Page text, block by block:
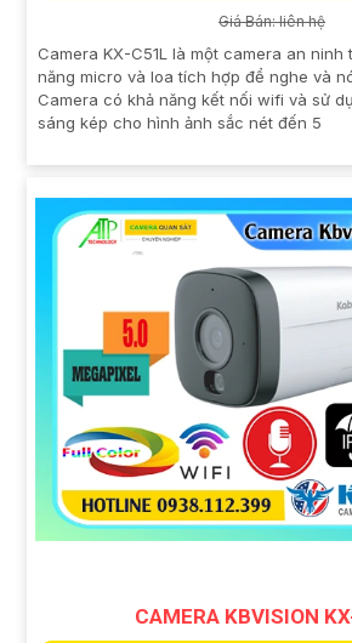
Giá Bán: liên hệ
Camera KX-C51L là một camera an
năng micro và loa tích hợp để nghe và
Camera có khả năng kết nối wifi và sử
sáng kép cho hình ảnh sắc nét đến 5
CAMERA KBVISION